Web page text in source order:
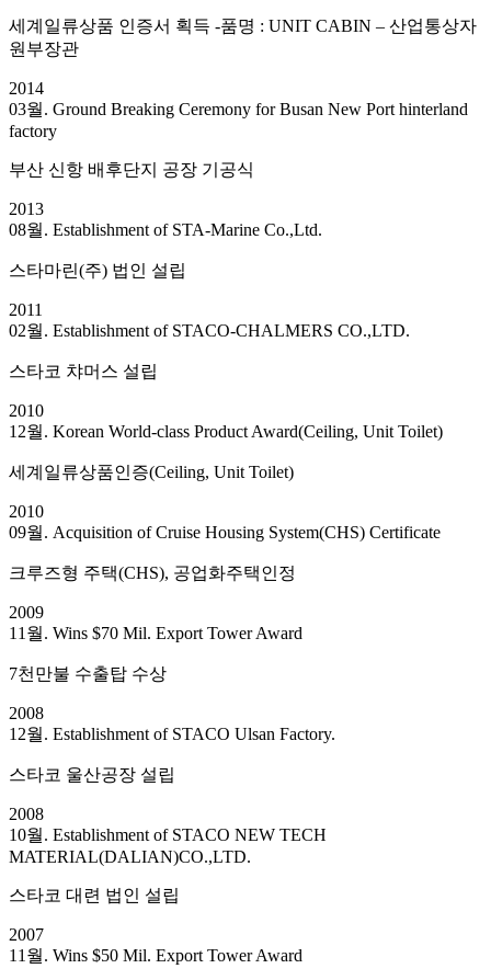
세계일류상품 인증서 획득 -품명 : UNIT CABIN – 산업통상자
원부장관
2014
03월. Ground Breaking Ceremony for Busan New Port hinterland
factory
부산 신항 배후단지 공장 기공식
2013
08월. Establishment of STA-Marine Co.,Ltd.
스타마린(주) 법인 설립
2011
02월. Establishment of STACO-CHALMERS CO.,LTD.
스타코 챠머스 설립
2010
12월. Korean World-class Product Award(Ceiling, Unit Toilet)
세계일류상품인증(Ceiling, Unit Toilet)
2010
09월. Acquisition of Cruise Housing System(CHS) Certificate
크루즈형 주택(CHS), 공업화주택인정
2009
11월. Wins $70 Mil. Export Tower Award
7천만불 수출탑 수상
2008
12월. Establishment of STACO Ulsan Factory.
스타코 울산공장 설립
2008
10월. Establishment of STACO NEW TECH
MATERIAL(DALIAN)CO.,LTD.
스타코 대련 법인 설립
2007
11월. Wins $50 Mil. Export Tower Award